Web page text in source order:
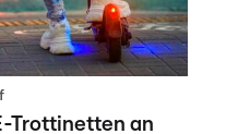
Trottinetten an